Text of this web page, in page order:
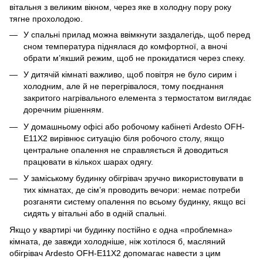
вітальня з великим вікном, через яке в холодну пору року
тягне прохолодою.
У спальні прилад можна ввімкнути заздалегідь, щоб перед
сном температура піднялася до комфортної, а вночі
обрати м’якший режим, щоб не прокидатися через спеку.
У дитячій кімнаті важливо, щоб повітря не було сирим і
холодним, але й не перегрівалося, тому поєднання
закритого нагрівального елемента з термостатом виглядає
доречним рішенням.
У домашньому офісі або робочому кабінеті Ardesto OFH-
E11X2 вирівнює ситуацію біля робочого столу, якщо
центральне опалення не справляється й доводиться
працювати в кількох шарах одягу.
У заміському будинку обігрівач зручно використовувати в
тих кімнатах, де сім’я проводить вечори: немає потреби
розганяти систему опалення по всьому будинку, якщо всі
сидять у вітальні або в одній спальні.
Якщо у квартирі чи будинку постійно є одна «проблемна»
кімната, де завжди холодніше, ніж хотілося б, масляний
обігрівач Ardesto OFH-E11X2 допомагає навести з цим